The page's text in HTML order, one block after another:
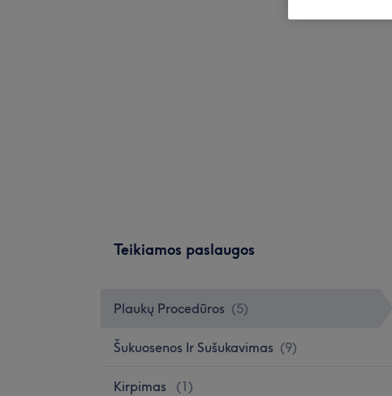
Teikiamos paslaugos
Plaukų Procedūros (5)
Šukuosenos Ir Sušukavimas (9)
Kirpimas (1)